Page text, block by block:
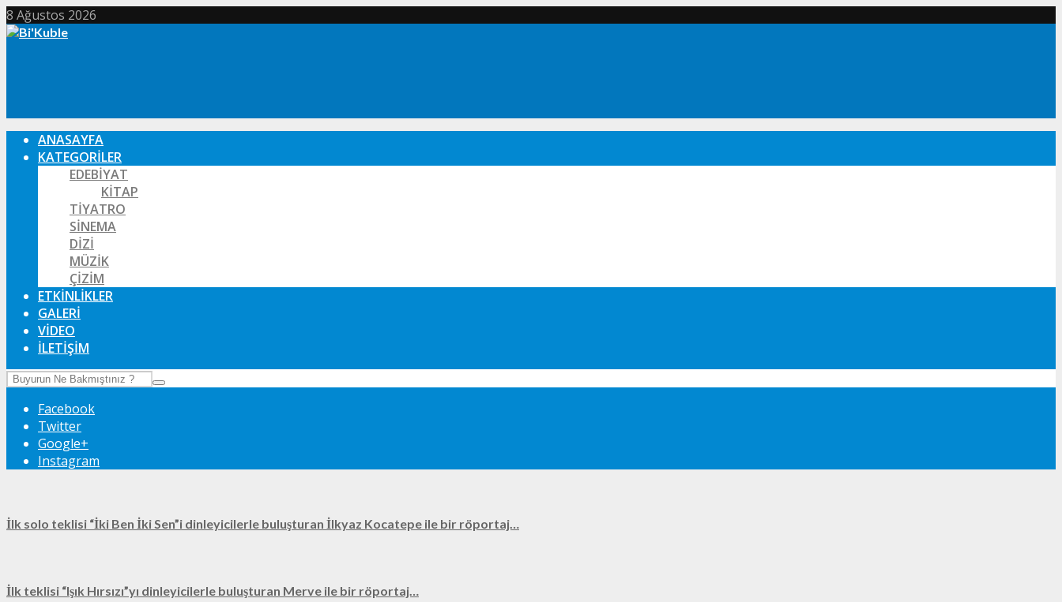
8 Ağustos 2026
ANASAYFA
KATEGORILER
EDEBIYAT
KITAP
TIYATRO
SINEMA
DIZI
MÜZIK
ÇIZIM
ETKINLIKLER
GALERI
VIDEO
İLETIŞIM
Facebook
Twitter
Google+
Instagram
İlk solo teklisi “İki Ben İki Sen”i dinleyicilerle buluşturan İlkyaz Kocatepe ile bir röportaj…
İlk teklisi “Işık Hırsızı”yı dinleyicilerle buluşturan Merve ile bir röportaj…